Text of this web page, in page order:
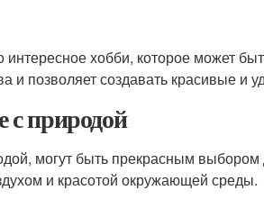
интересное хобби, которое может
и позволяет создавать красивые и
с природой
могут быть прекрасным выбором
и красотой окружающей среды.